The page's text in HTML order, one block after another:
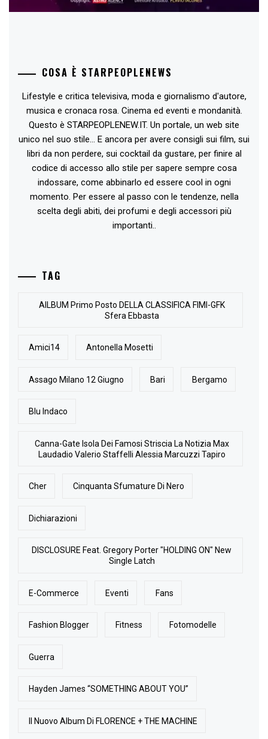
COSA È STARPEOPLENEWS
Lifestyle e critica televisiva, moda e giornalismo d'autore,
musica e cronaca rosa. Cinema ed eventi e mondanità.
Questo è STARPEOPLENEW.IT. Un portale, un web site
unico nel suo stile... E ancora per avere consigli sui film, sui
libri da non perdere, sui cocktail da gustare, per finire al
codice di accesso allo stile per sapere sempre cosa
indossare, come abbinarlo ed essere cool in ogni
momento. Per essere al passo con le tendenze, nella
scelta degli abiti, dei profumi e degli accessori più
importanti..
TAG
AlLBUM Primo Posto DELLA CLASSIFICA FIMI-GFK
Sfera Ebbasta
Amici14 Antonella Mosetti
Assago Milano 12 Giugno Bari Bergamo
Blu Indaco
Canna-Gate Isola Dei Famosi Striscia La Notizia Max
Laudadio Valerio Staffelli Alessia Marcuzzi Tapiro
Cher Cinquanta Sfumature Di Nero
Dichiarazioni
DISCLOSURE Feat. Gregory Porter "HOLDING ON" New
Single Latch
E-Commerce Eventi Fans
Fashion Blogger Fitness Fotomodelle
Guerra
Hayden James “SOMETHING ABOUT YOU”
Il Nuovo Album Di FLORENCE + THE MACHINE